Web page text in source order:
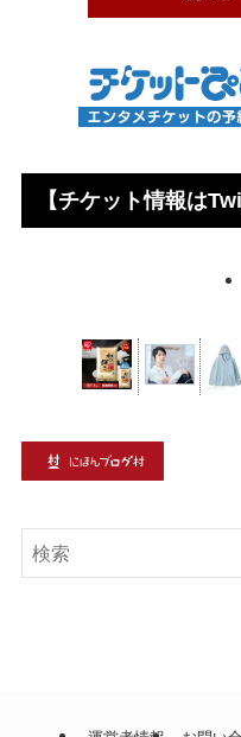
【チケット情報は